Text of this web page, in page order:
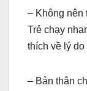
– Không nên
Trẻ chạy
thích về lý
– Bản thân